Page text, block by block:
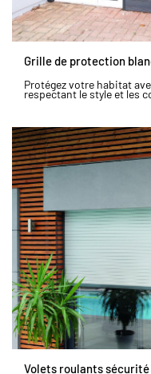
Grille de protection
Protégez votre habitat
respectant le style et les
Volets roulants sécurité